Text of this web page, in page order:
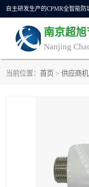
南京超
当前位置： 首页 > 供应商机